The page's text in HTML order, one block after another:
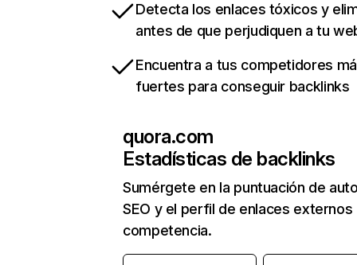
Detecta los enlaces tóxicos y
antes de que perjudiquen a tu
Encuentra a tus competidores
fuertes para conseguir backlinks
quora.com
Estadísticas de backlinks
Sumérgete en la puntuación de
SEO y el perfil de enlaces externos
competencia.